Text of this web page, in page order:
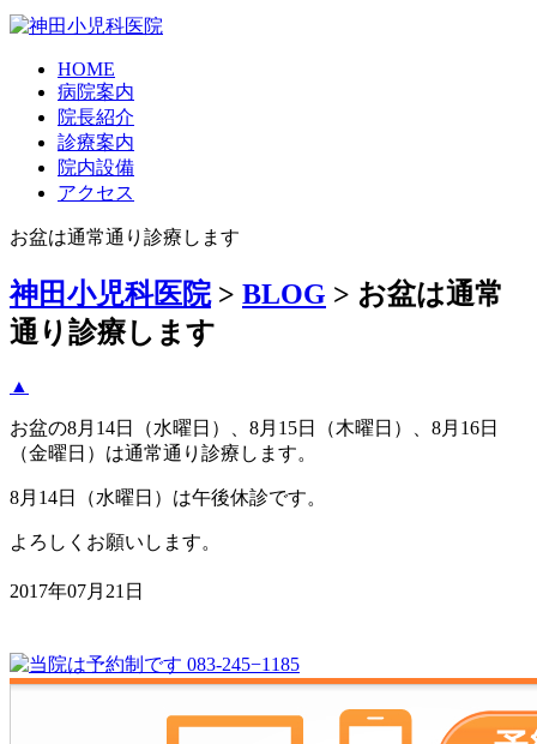
HOME
病院案内
院長紹介
診療案内
院内設備
アクセス
お盆は通常通り診療します
神田小児科医院> BLOG > お盆は通常
通り診療します
▲
お盆の8月14日（水曜日）、8月15日（木曜日）、8月16日
（金曜日）は通常通り診療します。
8月14日（水曜日）は午後休診です。
よろしくお願いします。
2017年07月21日